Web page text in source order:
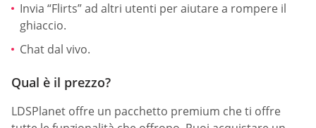
Invia “Flirts” ad altri utenti per aiutare a rompere il
ghiaccio.
Chat dal vivo.
Qual è il prezzo?
LDSPlanet offre un pacchetto premium che ti offre